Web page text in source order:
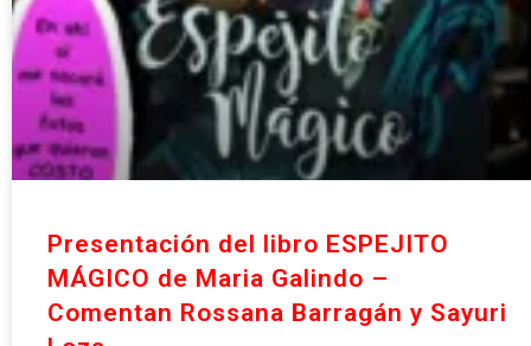
Presentación del libro ESPEJITO
MÁGICO de Maria Galindo –
Comentan Rossana Barragán y Sayuri